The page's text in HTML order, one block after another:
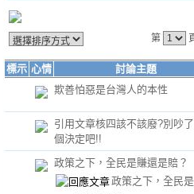
第
標示 心情
討論主題
欺善怕惡是台灣人的本性
引用文章核四該不該廢?別吵
個決定吧!!
政策之下，全民是賺還是賠？
政策之下，全民